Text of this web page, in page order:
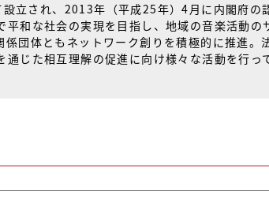
立され、2013年（平成25年）4月に内閣府の
和な社会の実現を目指し、地域の音楽活動の
団体ともネットワーク創りを積極的に推進。
じた相互理解の促進に向け様々な活動を行っ